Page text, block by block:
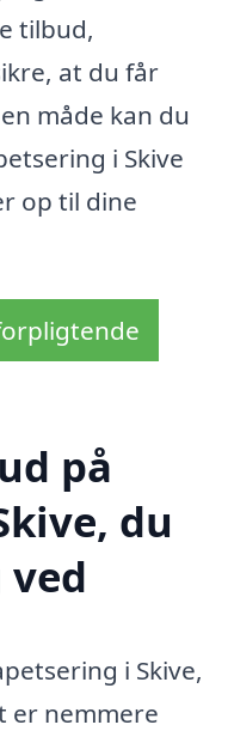
tilbud,
at du får
måde kan du
i Skive
op til dine
på
du
i Skive,
er nemmere